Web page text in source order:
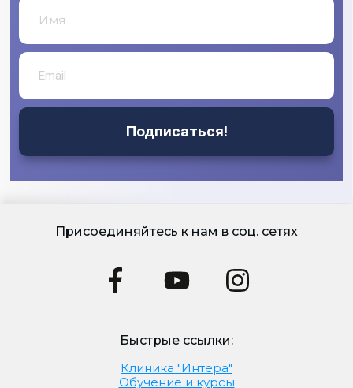
Подписаться!
Быстрые ссылки:
Клиника "Интера"
Обучение и курсы
Присоединяйтесь к нам в соц. сетях